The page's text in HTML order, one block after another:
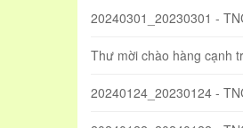
20240301_20230301 -
Thư mời chào hàng cạnh
20240124_20230124 -